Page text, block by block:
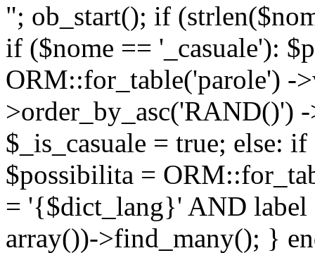
"; ob_start(); if
if ($nome == '_casuale'):
ORM::for_table('parole') -
>order_by_asc('RAND()')
$_is_casuale = true; else:
$possibilita =
= '{$dict_lang}' AND
array())->find_many(); }